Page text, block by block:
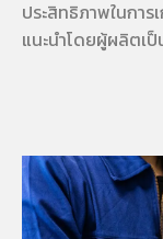
ประสิทธิภาพในการ
แนะนำโดยผู้ผลิตเ